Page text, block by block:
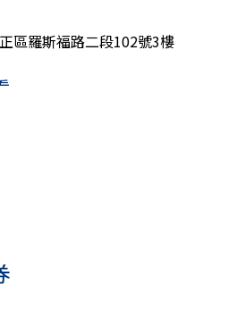
區羅斯福路二段102號3樓